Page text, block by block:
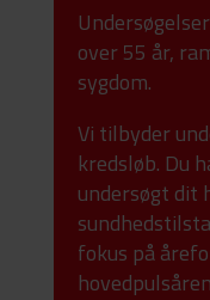
over 55 år,
sygdom.
Vi tilbyder
kredsløb. Du
undersøgt dit
fokus på